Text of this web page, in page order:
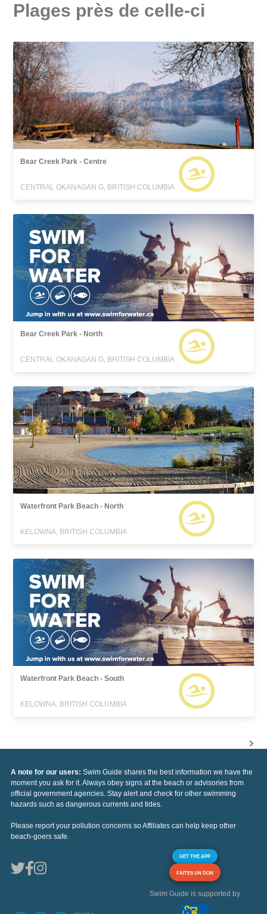
Plages près de celle-ci
Bear Creek Park - Centre
CENTRAL OKANAGAN G, BRITISH COLUMBIA
Bear Creek Park - North
CENTRAL OKANAGAN G, BRITISH COLUMBIA
Waterfront Park Beach - North
KELOWNA, BRITISH COLUMBIA
Waterfront Park Beach - South
KELOWNA, BRITISH COLUMBIA
A note for our users: Swim Guide shares the best information we have the
moment you ask for it. Always obey signs at the beach or advisories from
official government agencies. Stay alert and check for other swimming
hazards such as dangerous currents and tides.
Please report your pollution concerns so Affiliates can help keep other
beach-goers safe.
GET THE APP
FAITES UN DON
Swim Guide is supported by